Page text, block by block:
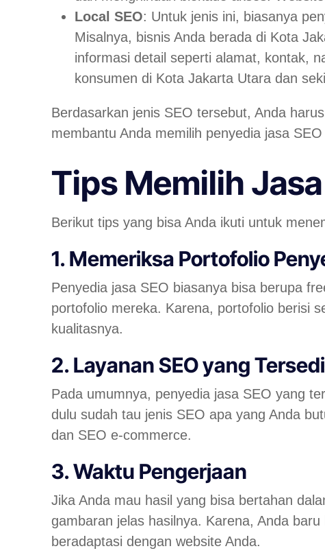
Local SEO: Untuk jenis ini, biasanya
Misalnya, bisnis Anda berada di Kota
informasi detail seperti alamat, kontak,
konsumen di Kota Jakarta Utara dan
Berdasarkan jenis SEO tersebut, Anda
membantu Anda memilih penyedia jasa
Tips Memilih
Berikut tips yang bisa Anda ikuti untuk
1. Memeriksa Portofolio
Penyedia jasa SEO biasanya bisa berupa
portofolio mereka. Karena, portofolio berisi
kualitasnya.
2. Layanan SEO yang
Pada umumnya, penyedia jasa SEO yang
dulu sudah tau jenis SEO apa yang Anda
dan SEO e-commerce.
3. Waktu Pengerjaan
Jika Anda mau hasil yang bisa bertahan
gambaran jelas hasilnya. Karena, Anda
beradaptasi dengan website Anda.